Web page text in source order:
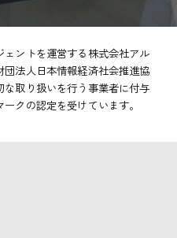
ントを運営する株式会社アル
団法人日本情報経済社会推進協
な取り扱いを行う事業者に付与
クの認定を受けています。